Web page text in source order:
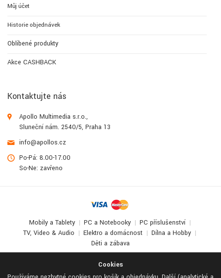
Cookies
Můj účet
Historie objednávek
Oblíbené produkty
Akce CASHBACK
Kontaktujte nás
Apollo Multimedia s.r.o.,
Sluneční nám. 2540/5, Praha 13
info@apollos.cz
Po-Pá: 8.00-17.00
So-Ne: zavřeno
Mobily a Tablety PC a Notebooky
PC příslušenství
TV, Video & Audio
Elektro a domácnost
Dílna a Hobby
Děti a zábava